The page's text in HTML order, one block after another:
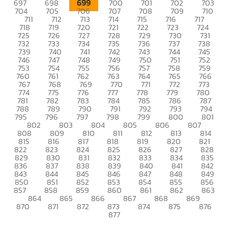
697 698 699 700 701 702 703
704 705 706 707 708 709 710
711 712 713 714 715 716 717
718 719 720 721 722 723 724
725 726 727 728 729 730 731
732 733 734 735 736 737 738
739 740 741 742 743 744 745
746 747 748 749 750 751 752
753 754 755 756 757 758 759
760 761 762 763 764 765 766
767 768 769 770 771 772 773
774 775 776 777 778 779 780
781 782 783 784 785 786 787
788 789 790 791 792 793 794
795 796 797 798 799 800 801
802 803 804 805 806 807
808 809 810 811 812 813 814
815 816 817 818 819 820 821
822 823 824 825 826 827 828
829 830 831 832 833 834 835
836 837 838 839 840 841 842
843 844 845 846 847 848 849
850 851 852 853 854 855 856
857 858 859 860 861 862 863
864 865 866 867 868 869
870 871 872 873 874 875 876
877